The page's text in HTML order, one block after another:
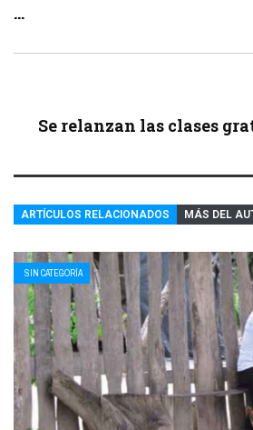
...
Se relanzan las clases
ARTÍCULOS RELACIONADOS MÁS DEL
SIN CATEGORÍA